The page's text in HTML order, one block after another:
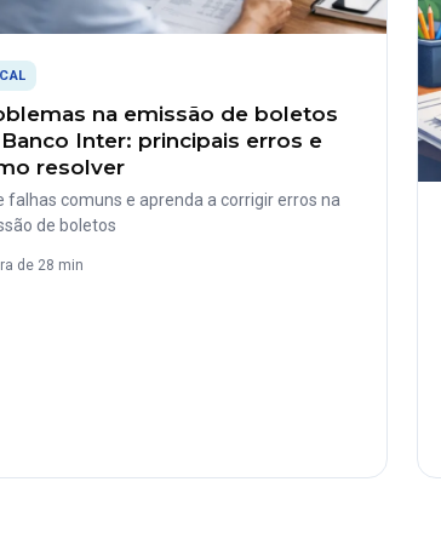
na emissão de boletos
Inter: principais erros e
resolver
falhas comuns e aprenda a corrigir erros na
de boletos
de 28 min